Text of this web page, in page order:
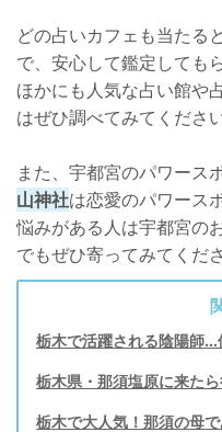
どの占いカフェも当たる
で、安心して鑑定しても
ほかにも人気な占い館や
はぜひ調べてみてください
また、宇都宮のパワース
山神社は恋愛のパワース
悩みがある人は宇都宮の
でもぜひ寄ってみてくださ
栃木で活躍される陰陽師…
栃木県・那須塩原に来た
栃木で大人気！那須の母